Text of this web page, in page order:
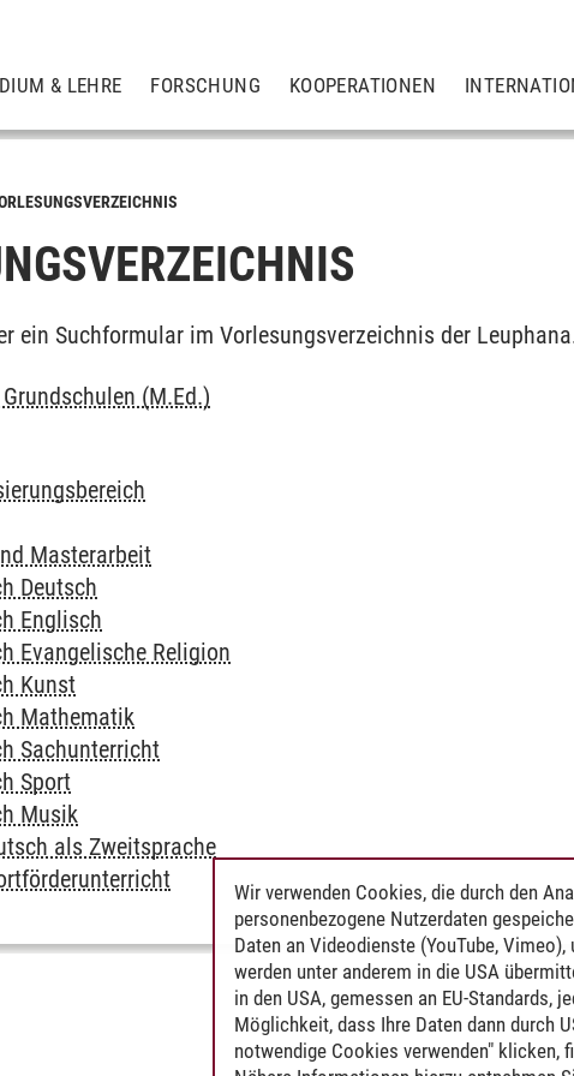
& LEHRE FORSCHUNG KOOPERATIONEN
ein Suchformular im Vorlesungsverzeichnis der
(M.Ed.)
Masterarbeit
Deutsch
Englisch
Evangelische Religion
Kunst
Mathematik
Sachunterricht
Sport
Musik
als Zweitsprache
Wir verwenden Cookies, die durch den
personenbezogene Nutzerdaten
Daten an Videodienste (YouTube,
werden unter anderem in die USA
in den USA, gemessen an EU-Standards,
Möglichkeit, dass Ihre Daten dann durch
notwendige Cookies verwenden" klicken,